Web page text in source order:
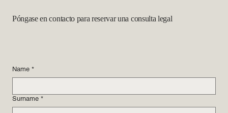
Póngase en contacto para reservar una consulta legal
Name *
Surname *